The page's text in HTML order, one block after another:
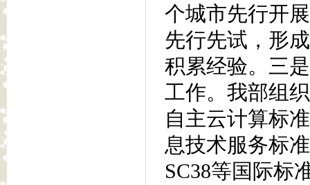
个城市先行开
先行先试，形
积累经验。三
工作。我部组
自主云计算标
息技术服务标
SC38等国际标